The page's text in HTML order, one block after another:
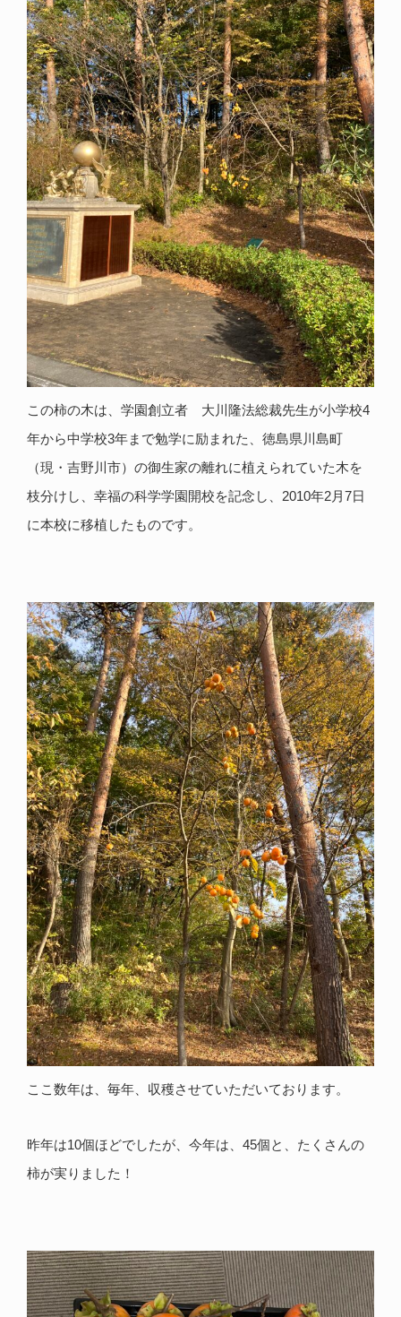
この柿の木は、学園創立者 大川隆法総裁先生が小学校4
年から中学校3年まで勉学に励まれた、徳島県川島町
（現・吉野川市）の御生家の離れに植えられていた木を
枝分けし、幸福の科学学園開校を記念し、2010年2月7日
に本校に移植したものです。
ここ数年は、毎年、収穫させていただいております。
昨年は10個ほどでしたが、今年は、45個と、たくさんの
柿が実りました！